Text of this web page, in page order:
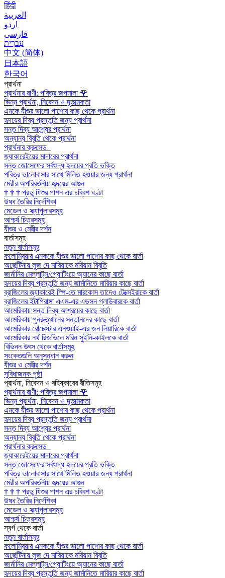
हिंदी
العربية
اردو
فارسی
עִברִית
中文 (简体)
日本語
한국어
প্রার্থনা
প্রার্থনার রাণী: পবিত্র জপমালা 🌹
ভিন্ন প্রার্থনা, নিবেদন ও দূতাত্মকতা
এনকে যীশুর ভালো পাশোর কাছ থেকে প্রার্থনা
হৃদয়ের দিব্য প্রস্তুতি জন্য প্রার্থনা
সন্ত দিব্য আশ্র্যের প্রার্থনা
অন্যান্য বিবৃতি থেকে প্রার্থনা
প্রার্থনার ক্রুসেড
জ্যাকারেইয়ের মাদারের প্রার্থনা
সন্ত জোসেফের সর্বশুদ্ধ হৃদয়ের প্রতি ভক্তি
পবিত্র ভালোবাসার সাথে মিলিত হওয়ার জন্য প্রার্থনা
মেরীর অপরিবর্তনীয় হৃদয়ের আগুন
† † † প্রভু যিশুর পাশন এর চব্বিশ ঘণ্টা
উষধ তৈরির নির্দেশিকা
মেডেল ও স্ক্যাপুলারসমূহ
আশ্চর্য চিত্রসমূহ
যীশুর ও মেরীর দর্শন
বার্তাসমূহ
নতুন বার্তাসমূহ
কলোম্বিয়ার এনককে যীশুর ভালো পাশোর কাছ থেকে বার্তা
অর্জেন্টিনায় লুজ দে মারিয়াকে মরিয়ান বিবৃতি
জার্মানির মেল্লাট্‌স/গ্যোটিংয়ে অ্যানের কাছে বার্তা
হৃদয়ের দিব্য প্রস্তুতি জন্য জার্মানিতে মারিয়ার কাছে বার্তা
ব্রাজিলের জ্যাকারেই স্পি-তে মারকোস তাদেও টেক্সেইরাকে বার্তা
ব্রাজিলের ইটাপিরাঙ্গা এএম-এর এডসন গ্লাউবারকে বার্তা
আমেরিকায় সন্ত দিব্য আশ্রয়ের কাছে বার্তা
আমেরিকায় পুনরুত্থানের সন্তানদের কাছে বার্তা
আমেরিকার রোচেস্টার এনওয়াই-এর জন লিয়ারিকে বার্তা
আমেরিকার নর্থ রিজভিলে মরিন সুইনি-কাইলকে বার্তা
বিভিন্ন উৎস থেকে বার্তাসমূহ
সংকেতগুলি অনুসন্ধান করুন
যীশুর ও মেরীর দর্শন
সুবিধাজনক পৃষ্ঠা
প্রার্থনা, নিবেদন ও বহিষ্কারের রীতিসমূহ
প্রার্থনার রাণী: পবিত্র জপমালা 🌹
ভিন্ন প্রার্থনা, নিবেদন ও দূতাত্মকতা
এনকে যীশুর ভালো পাশোর কাছ থেকে প্রার্থনা
হৃদয়ের দিব্য প্রস্তুতি জন্য প্রার্থনা
সন্ত দিব্য আশ্র্যের প্রার্থনা
অন্যান্য বিবৃতি থেকে প্রার্থনা
প্রার্থনার ক্রুসেড
জ্যাকারেইয়ের মাদারের প্রার্থনা
সন্ত জোসেফের সর্বশুদ্ধ হৃদয়ের প্রতি ভক্তি
পবিত্র ভালোবাসার সাথে মিলিত হওয়ার জন্য প্রার্থনা
মেরীর অপরিবর্তনীয় হৃদয়ের আগুন
† † † প্রভু যিশুর পাশন এর চব্বিশ ঘণ্টা
উষধ তৈরির নির্দেশিকা
মেডেল ও স্ক্যাপুলারসমূহ
আশ্চর্য চিত্রসমূহ
স্বর্গ থেকে বার্তা
নতুন বার্তাসমূহ
কলোম্বিয়ার এনককে যীশুর ভালো পাশোর কাছ থেকে বার্তা
অর্জেন্টিনায় লুজ দে মারিয়াকে মরিয়ান বিবৃতি
জার্মানির মেল্লাট্‌স/গ্যোটিংয়ে অ্যানের কাছে বার্তা
হৃদয়ের দিব্য প্রস্তুতি জন্য জার্মানিতে মারিয়ার কাছে বার্তা